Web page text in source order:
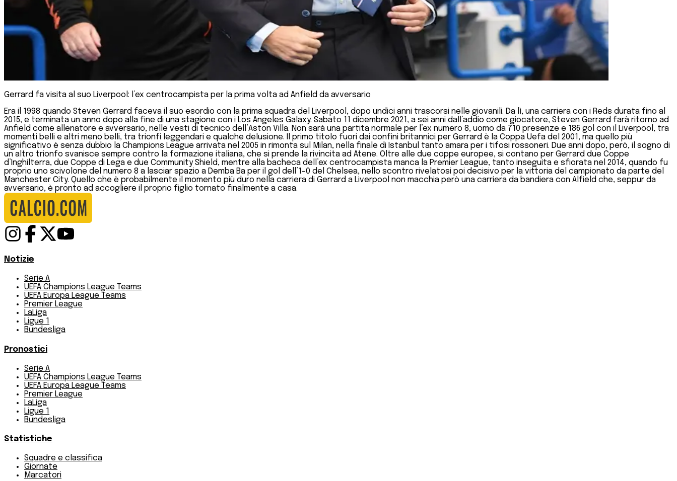
Gerrard fa visita al suo Liverpool: l’ex centrocampista per la prima volta ad Anfield da avversario
Era il 1998 quando Steven Gerrard faceva il suo esordio con la prima squadra del Liverpool, dopo undici anni trascorsi nelle giovanili. Da lì, una carriera con i Reds durata fino al
2015, e terminata un anno dopo alla fine di una stagione con i Los Angeles Galaxy. Sabato 11 dicembre 2021, a sei anni dall’addio come giocatore, Steven Gerrard farà ritorno ad
Anfield come allenatore e avversario, nelle vesti di tecnico dell’Aston Villa. Non sarà una partita normale per l’ex numero 8, uomo da 710 presenze e 186 gol con il Liverpool, tra
momenti belli e altri meno belli, tra trionfi leggendari e qualche delusione. Il primo titolo fuori dai confini britannici per Gerrard è la Coppa Uefa del 2001, ma quello più
significativo è senza dubbio la Champions League arrivata nel 2005 in rimonta sul Milan, nella finale di Istanbul tanto amara per i tifosi rossoneri. Due anni dopo, però, il sogno di
un altro trionfo svanisce sempre contro la formazione italiana, che si prende la rivincita ad Atene. Oltre alle due coppe europee, si contano per Gerrard due Coppe
d’Inghilterra, due Coppe di Lega e due Community Shield, mentre alla bacheca dell’ex centrocampista manca la Premier League, tanto inseguita e sfiorata nel 2014, quando fu
proprio uno scivolone del numero 8 a lasciar spazio a Demba Ba per il gol dell’1-0 del Chelsea, nello scontro rivelatosi poi decisivo per la vittoria del campionato da parte del
Manchester City. Quello che è probabilmente il momento più duro nella carriera di Gerrard a Liverpool non macchia però una carriera da bandiera con Alfield che, seppur da
avversario, è pronto ad accogliere il proprio figlio tornato finalmente a casa.
Notizie
Serie A
UEFA Champions League Teams
UEFA Europa League Teams
Premier League
LaLiga
Ligue 1
Bundesliga
Pronostici
Serie A
UEFA Champions League Teams
UEFA Europa League Teams
Premier League
LaLiga
Ligue 1
Bundesliga
Statistiche
Squadre e classifica
Giornate
Marcatori